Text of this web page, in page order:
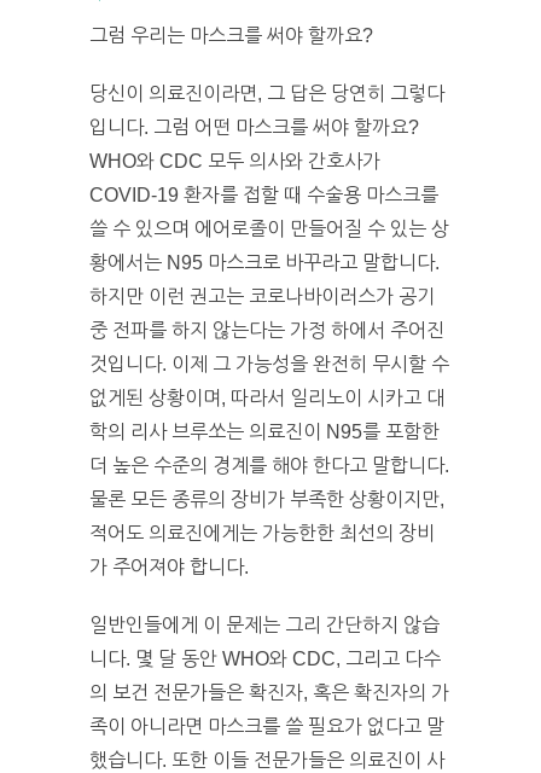
그럼 우리는 마스크를 써야 할까요?
당신이 의료진이라면, 그 답은 당연히 그렇다
입니다. 그럼 어떤 마스크를 써야 할까요?
WHO와 CDC 모두 의사와 간호사가
COVID-19 환자를 접할 때 수술용 마스크를
쓸 수 있으며 에어로졸이 만들어질 수 있는 상
황에서는 N95 마스크로 바꾸라고 말합니다.
하지만 이런 권고는 코로나바이러스가 공기
중 전파를 하지 않는다는 가정 하에서 주어진
것입니다. 이제 그 가능성을 완전히 무시할 수
없게된 상황이며, 따라서 일리노이 시카고 대
학의 리사 브루쏘는 의료진이 N95를 포함한
더 높은 수준의 경계를 해야 한다고 말합니다.
물론 모든 종류의 장비가 부족한 상황이지만,
적어도 의료진에게는 가능한한 최선의 장비
가 주어져야 합니다.
일반인들에게 이 문제는 그리 간단하지 않습
니다. 몇 달 동안 WHO와 CDC, 그리고 다수
의 보건 전문가들은 확진자, 혹은 확진자의 가
족이 아니라면 마스크를 쓸 필요가 없다고 말
했습니다. 또한 이들 전문가들은 의료진이 사